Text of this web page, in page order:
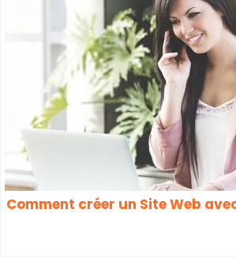
Comment créer un Site Web avec